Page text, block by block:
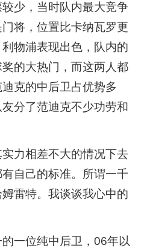
少，当时队内最大竞争
将，位置比卡纳瓦罗更
物浦表现出色，队内的
的大热门，而这两人都
克的中后卫占优势多
分了范迪克不少功劳和
力相差不大的情况下去
自己的标准。所谓一千
雷特。我谈谈我心中的
一位纯中后卫，06年以